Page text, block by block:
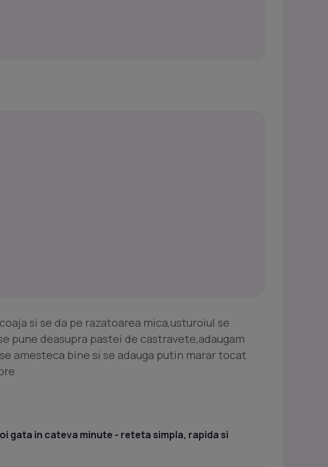
si se da pe razatoarea mica,usturoiul se
pune deasupra pastei de castravete,adaugam
amesteca bine si se adauga putin marar tocat
gata in cateva minute - reteta simpla, rapida si